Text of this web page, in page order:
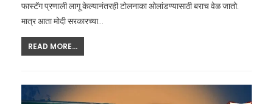
फास्टॅग प्रणाली लागू केल्यानंतरही टोलनाका ओलांडण्यासाठी बराच वेळ जातो.
मात्र आता मोदी सरकारच्या…
READ MORE...